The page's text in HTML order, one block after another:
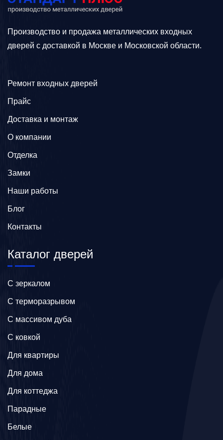
Производство и продажа металлических входных
дверей с доставкой в Москве и Московской области.
Ремонт входных дверей
Прайс
Доставка и монтаж
О компании
Отделка
Замки
Наши работы
Блог
Контакты
Каталог дверей
C зеркалом
C терморазрывом
C массивом дуба
C ковкой
Для квартиры
Для дома
Для коттеджа
Парадные
Белые